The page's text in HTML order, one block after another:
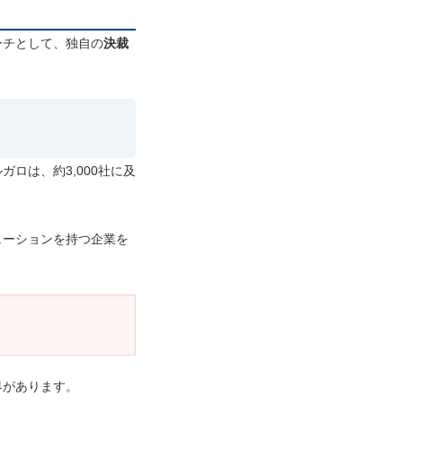
として、独自の決裁
ロは、約3,000社に及
ションを持つ企業を
あります。